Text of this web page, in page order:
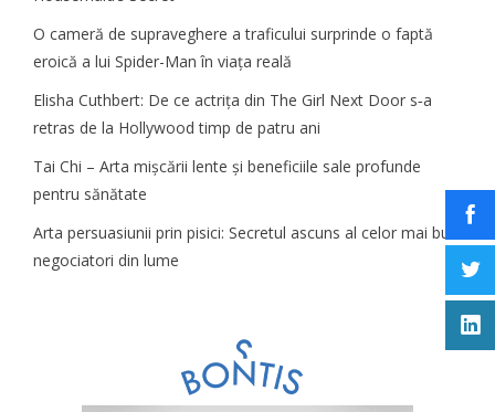
O cameră de supraveghere a traficului surprinde o faptă
eroică a lui Spider-Man în viața reală
Elisha Cuthbert: De ce actrița din The Girl Next Door s‑a
retras de la Hollywood timp de patru ani
Tai Chi – Arta mișcării lente și beneficiile sale profunde
pentru sănătate
Arta persuasiunii prin pisici: Secretul ascuns al celor mai buni
negociatori din lume